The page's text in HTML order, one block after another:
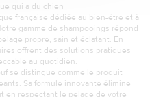
qui a du chien
française dédiée au bien-être et à
gamme de shampooings répond
propre, sain et éclatant. En
offrent des solutions pratiques
au quotidien.
se distingue comme le produit
Sa formule innovante élimine
en respectant le pelage de votre